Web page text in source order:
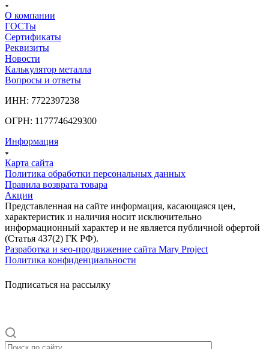
О компании
ГОСТы
Сертификаты
Реквизиты
Новости
Калькулятор металла
Вопросы и ответы
ИНН: 7722397238
ОГРН: 1177746429300
Информация
Карта сайта
Политика обработки персональных данных
Правила возврата товара
Акции
Представленная на сайте информация, касающаяся цен,
характеристик и наличия носит исключительно
информационный характер и не является публичной офертой
(Статья 437(2) ГК РФ).
Разработка и seo-продвижение сайта Mary Project
Политика конфиденциальности
Подписаться на рассылку